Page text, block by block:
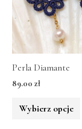
Perla Diamante
89.00 zł
Wybierz opcje